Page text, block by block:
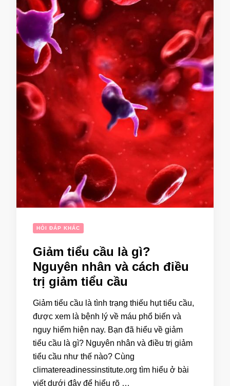
HỎI ĐÁP KHÁC
Giảm tiểu cầu là gì?
Nguyên nhân và cách điều
trị giảm tiểu cầu
Giảm tiểu cầu là tình trạng thiếu hụt tiểu cầu,
được xem là bệnh lý về máu phổ biến và
nguy hiểm hiện nay. Bạn đã hiểu về giảm
tiểu cầu là gì? Nguyên nhân và điều trị giảm
tiểu cầu như thế nào? Cùng
climatereadinessinstitute.org tìm hiểu ở bài
viết dưới đây để hiểu rõ …